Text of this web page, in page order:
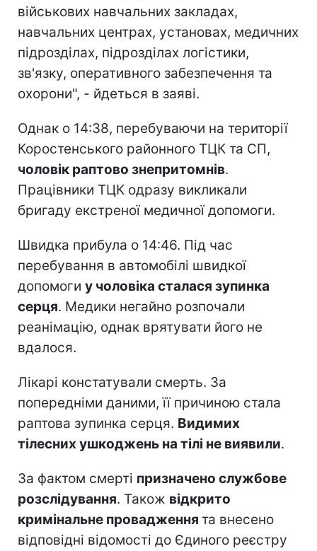
військових навчальних закладах,
навчальних центрах, установах, медичних
підрозділах, підрозділах логістики,
зв'язку, оперативного забезпечення та
охорони", - йдеться в заяві.
Однак о 14:38, перебуваючи на території
Коростенського районного ТЦК та СП,
чоловік раптово знепритомнів.
Працівники ТЦК одразу викликали
бригаду екстреної медичної допомоги.
Швидка прибула о 14:46. Під час
перебування в автомобілі швидкої
допомоги у чоловіка сталася зупинка
серця. Медики негайно розпочали
реанімацію, однак врятувати його не
вдалося.
Лікарі констатували смерть. За
попередніми даними, її причиною стала
раптова зупинка серця. Видимих
тілесних ушкоджень на тілі не виявили.
За фактом смерті призначено службове
розслідування. Також відкрито
кримінальне провадження та внесено
відповідні відомості до Єдиного реєстру